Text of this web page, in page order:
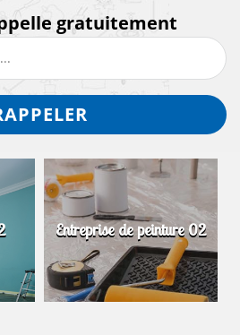
gratuitement
Entreprise de peinture 02